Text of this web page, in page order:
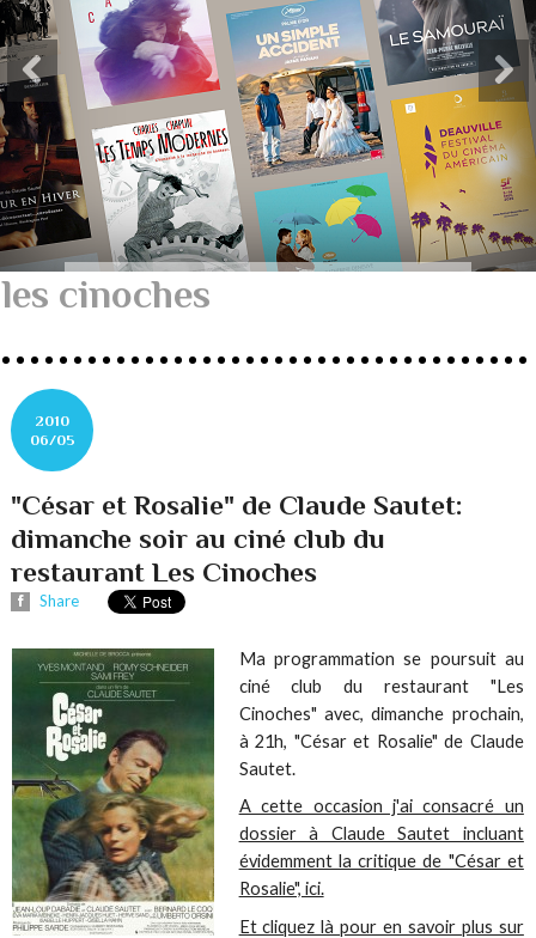
les cinoches
2010
06/05
"César et Rosalie" de Claude Sautet:
dimanche soir au ciné club du
restaurant Les Cinoches
Share
Ma programmation se poursuit au
ciné club du restaurant "Les
Cinoches" avec, dimanche prochain,
à 21h, "César et Rosalie" de Claude
Sautet.
A cette occasion j'ai consacré un
dossier à Claude Sautet incluant
évidemment la critique de "César et
Rosalie", ici.
Et cliquez là pour en savoir plus sur